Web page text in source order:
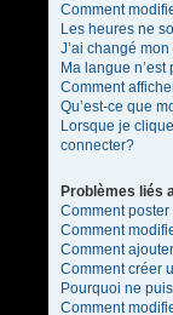
Comment
Les heures ne
J’ai changé
Ma langue
Comment
Qu’est-ce que
Lorsque je
connecter?
Problèmes liés
Comment
Comment
Comment
Comment créer
Pourquoi ne
Comment